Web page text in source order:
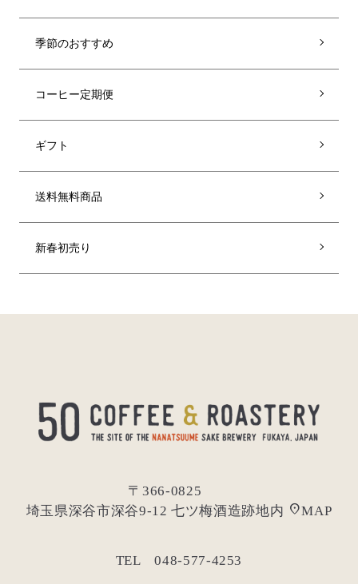
季節のおすすめ
コーヒー定期便
ギフト
送料無料商品
新春初売り
〒366-0825
埼玉県深谷市深谷9-12 七ツ梅酒造跡地内 location_onMAP
TEL 048-577-4253